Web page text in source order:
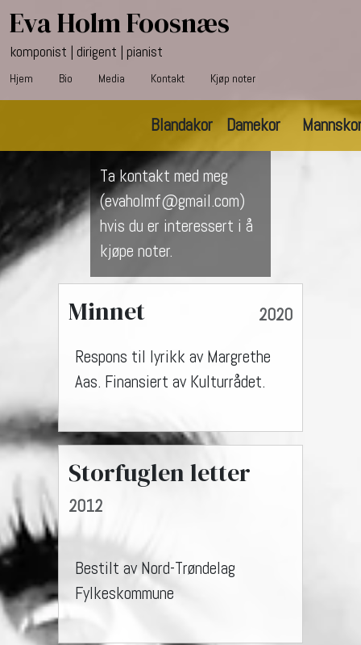
Eva Holm Foosnæs
komponist | dirigent | pianist
Hjem Bio Media Kontakt Kjøp noter
Blandakor Damekor
Ta kontakt med meg
(evaholmf@gmail.com)
hvis du er interessert i å
kjøpe noter.
Minnet 2020
Respons til lyrikk av Margrethe
Aas. Finansiert av Kulturrådet.
Storfuglen letter
2012
Bestilt av Nord-Trøndelag
Fylkeskommune